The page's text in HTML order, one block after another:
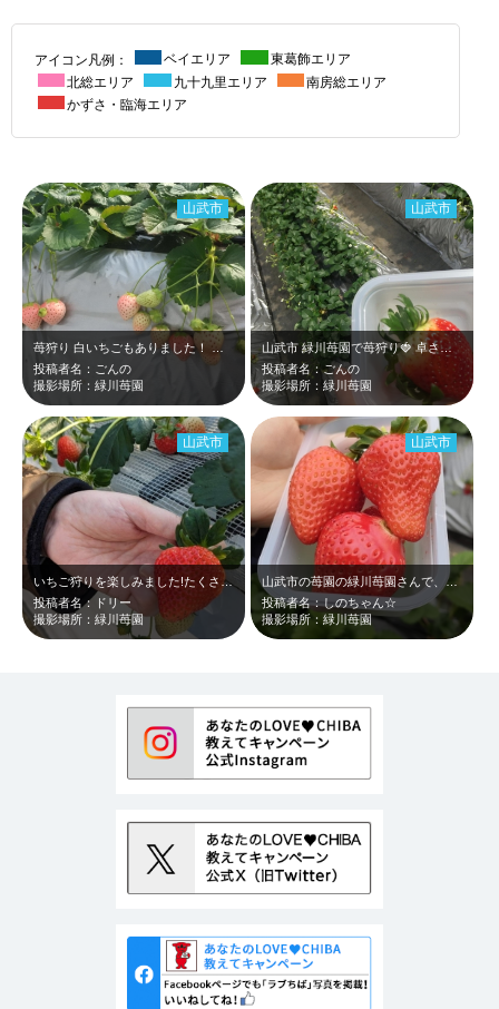
アイコン凡例： ベイエリア
東葛飾エリア
北総エリア
九十九里エリア
南房総エリア
かずさ・臨海エリア
苺狩り 白いちごもありました！ 甘くて美味しかったです。
投稿者名：ごんの
撮影場所：緑川苺園
山武市
山武市 緑川苺園で苺狩り🍓 卓さん種類があり食べ比べも楽しめます！
投稿者名：ごんの
撮影場所：緑川苺園
山武市
いちご狩りを楽しみました!たくさんの種類の苺を40分食べ放題でした!どれも甘く…
投稿者名：ドリー
撮影場所：緑川苺園
山武市
山武市の苺園の緑川苺園さんで、いちご狩りしました。普段見られない品種もあって、…
投稿者名：しのちゃん☆
撮影場所：緑川苺園
山武市